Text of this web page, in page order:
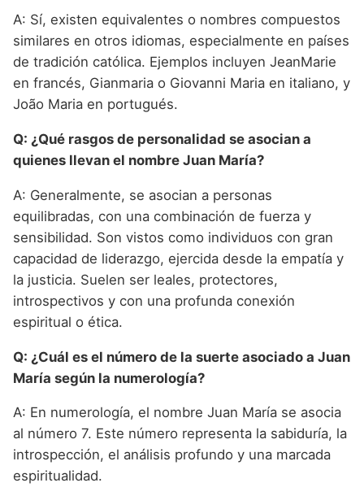
A: Sí, existen equivalentes o nombres compuestos
similares en otros idiomas, especialmente en países
de tradición católica. Ejemplos incluyen JeanMarie
en francés, Gianmaria o Giovanni Maria en italiano, y
João Maria en portugués.
Q: ¿Qué rasgos de personalidad se asocian a
quienes llevan el nombre Juan María?
A: Generalmente, se asocian a personas
equilibradas, con una combinación de fuerza y
sensibilidad. Son vistos como individuos con gran
capacidad de liderazgo, ejercida desde la empatía y
la justicia. Suelen ser leales, protectores,
introspectivos y con una profunda conexión
espiritual o ética.
Q: ¿Cuál es el número de la suerte asociado a Juan
María según la numerología?
A: En numerología, el nombre Juan María se asocia
al número 7. Este número representa la sabiduría, la
introspección, el análisis profundo y una marcada
espiritualidad.